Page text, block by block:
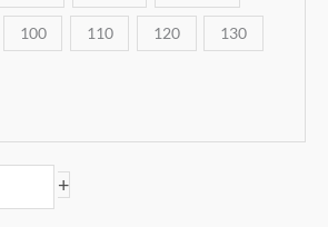
100 110 120 130
+